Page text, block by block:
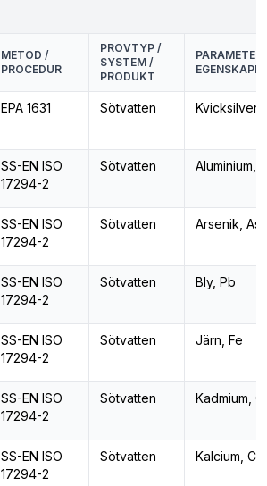
METOD /
PROCEDUR
PROVTYP /
SYSTEM /
PRODUKT
PARAMETER
EGENSKAPER
EPA 1631 Sötvatten Kvicksilver,
SS-EN ISO
17294-2
Sötvatten Aluminium,
SS-EN ISO
17294-2
Sötvatten Arsenik, As
SS-EN ISO
17294-2
Sötvatten Bly, Pb
SS-EN ISO
17294-2
Sötvatten Järn, Fe
SS-EN ISO
17294-2
Sötvatten Kadmium,
SS-EN ISO
17294-2
Sötvatten Kalcium, Ca